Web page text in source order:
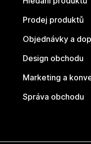
Prodej produktů
Objednávky a
Design obchodu
Marketing a
Správa obchodu